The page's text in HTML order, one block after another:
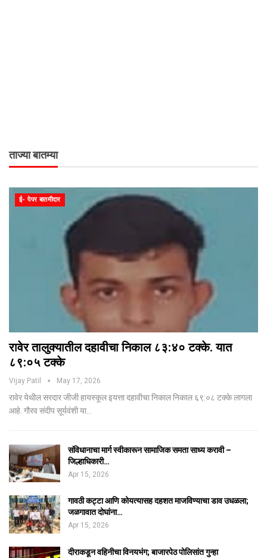
ताज्या बातम्या
ई- पेपर बातमीदार
रावेर तालुक्यातील दहावीचा निकाल ८३:४० टक्के. यात
८९:०५ टक्के
Vijay Patil May 17, 2026
रावेर येथील सरदार जीजी हायस्कूल इयत्ता दहावीचा निकाल निकाल ६९:०८ टक्के लागला
आहे. गौरव संदीप सूर्यवंशी या…
संविधानाचा मार्ग स्वीकारून सामाजिक समता साध्य करावी –
जिल्हाधिकारी…
Apr 15, 2026
गावठी कट्टा आणि कोयत्यासह दहशत माजविण्याचा डाव उधळला;
जळगावात दोघांना…
Apr 15, 2026
दीराकडून वहिनीचा विनयभंग; बाजारपेठ पोलिसांत गुन्हा